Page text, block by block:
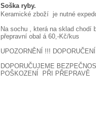
Soška ryby.
Keramické zboží je nutné
Na sochu , která na sklad chodí
přepravní obal á 60,-Kč/kus
UPOZORNĚNÍ !!!
DOPORUČUJEME
POŠKOZENÍ PŘI PŘEPRAVĚ